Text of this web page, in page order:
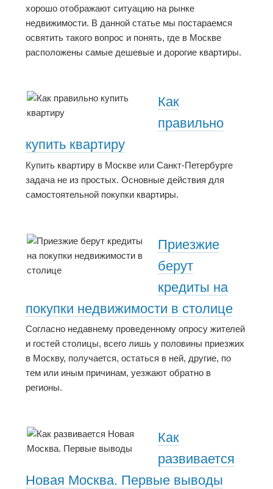
хорошо отображают ситуацию на рынке
недвижимости. В данной статье мы постараемся
освятить такого вопрос и понять, где в Москве
расположены самые дешевые и дорогие квартиры.
Как
правильно
купить квартиру
Купить квартиру в Москве или Санкт-Петербурге
задача не из простых. Основные действия для
самостоятельной покупки квартиры.
Приезжие
берут
кредиты на
покупки недвижимости в столице
Согласно недавнему проведенному опросу жителей
и гостей столицы, всего лишь у половины приезжих
в Москву, получается, остаться в ней, другие, по
тем или иным причинам, уезжают обратно в
регионы.
Как
развивается
Новая Москва. Первые выводы